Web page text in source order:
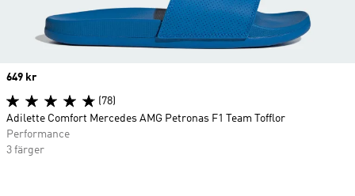
Price
649 kr
(78)
Adilette Comfort Mercedes AMG Petronas F1 Team Tofflor
Performance
3 färger